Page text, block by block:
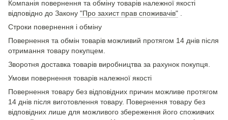
Компанія повернення та обміну товарів належної якості
відповідно до Закону "Про захист прав споживачів"
Строки повернення і обміну
Повернення та обмін товарів можливий протягом 14 днів після
отримання товару покупцем.
Зворотня доставка товарів виробництва за рахунок покупця.
Умови повернення товарів належної якості
Повернення товару без відповідних причин можливе протягом
14 днів після виготовлення товару. Повернення товару без
відповідних лише для можливого збереження його споживчих